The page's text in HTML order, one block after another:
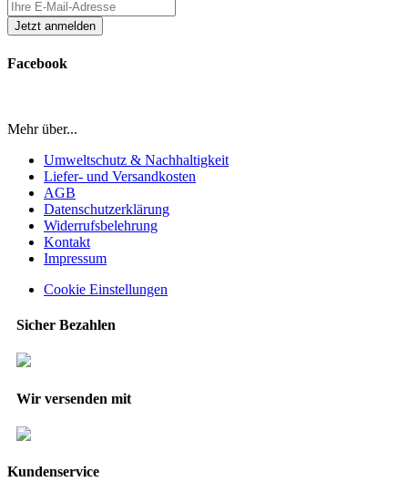
Facebook
Mehr über...
Umweltschutz & Nachhaltigkeit
Liefer- und Versandkosten
AGB
Datenschutzerklärung
Widerrufsbelehrung
Kontakt
Impressum
Cookie Einstellungen
Sicher Bezahlen
Wir versenden mit
Kundenservice